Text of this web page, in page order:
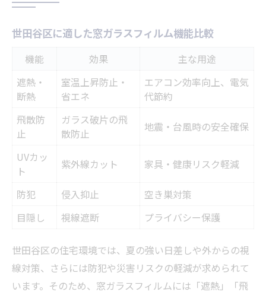
世田谷区に適した窓ガラスフィルム機能比較
機能 効果
主な用途
遮熱・
断熱
室温上昇防止・
省エネ
エアコン効率向上、電気
代節約
飛散防
止
ガラス破片の飛
散防止
地震・台風時の安全確保
UVカッ
ト
紫外線カット 家具・健康リスク軽減
防犯 侵入抑止
空き巣対策
目隠し
視線遮断 プライバシー保護
世田谷区の住宅環境では、夏の強い日差しや外からの視
線対策、さらには防犯や災害リスクの軽減が求められて
います。そのため、窓ガラスフィルムには「遮熱」「飛